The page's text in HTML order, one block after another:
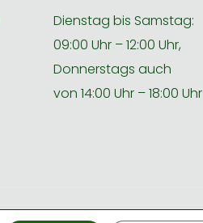
Dienstag bis Samstag:
09:00 Uhr – 12:00 Uhr,
Donnerstags auch
von 14:00 Uhr – 18:00 Uhr